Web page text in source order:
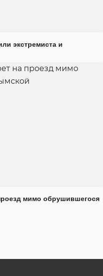
экстремиста и
мимо обрушившегося